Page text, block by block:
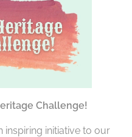
Challenge!
inspiring initiative to our